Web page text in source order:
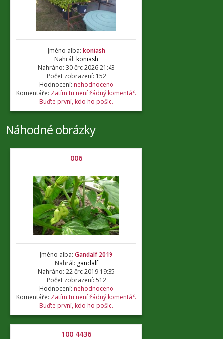
Jméno alba: koniash
Nahrál: koniash
Nahráno: 30 črc 2026 21:43
Počet zobrazení: 152
Hodnocení: nehodnoceno
Komentáře: Zatím tu není žádný komentář.
Buďte první, kdo ho pošle.
Náhodné obrázky
006
Jméno alba: Gandalf 2019
Nahrál: gandalf
Nahráno: 22 črc 2019 19:35
Počet zobrazení: 512
Hodnocení: nehodnoceno
Komentáře: Zatím tu není žádný komentář.
Buďte první, kdo ho pošle.
100 4436